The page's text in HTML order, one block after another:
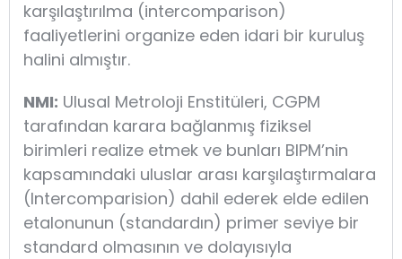
karşılaştırılma (intercomparison)
faaliyetlerini organize eden idari bir kuruluş
halini almıştır.
NMI: Ulusal Metroloji Enstitüleri, CGPM
tarafından karara bağlanmış fiziksel
birimleri realize etmek ve bunları BIPM’nin
kapsamındaki uluslar arası karşılaştırmalara
(Intercomparision) dahil ederek elde edilen
etalonunun (standardın) primer seviye bir
standard olmasının ve dolayısıyla